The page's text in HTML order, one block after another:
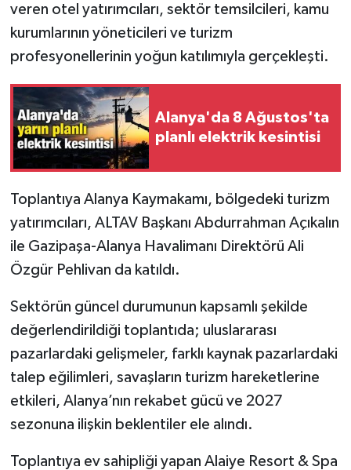
veren otel yatırımcıları, sektör temsilcileri, kamu
kurumlarının yöneticileri ve turizm
profesyonellerinin yoğun katılımıyla gerçekleşti.
Alanya'da 8 Ağustos'ta
planlı elektrik kesintisi
Toplantıya Alanya Kaymakamı, bölgedeki turizm
yatırımcıları, ALTAV Başkanı Abdurrahman Açıkalın
ile Gazipaşa-Alanya Havalimanı Direktörü Ali
Özgür Pehlivan da katıldı.
Sektörün güncel durumunun kapsamlı şekilde
değerlendirildiği toplantıda; uluslararası
pazarlardaki gelişmeler, farklı kaynak pazarlardaki
talep eğilimleri, savaşların turizm hareketlerine
etkileri, Alanya’nın rekabet gücü ve 2027
sezonuna ilişkin beklentiler ele alındı.
Toplantıya ev sahipliği yapan Alaiye Resort & Spa